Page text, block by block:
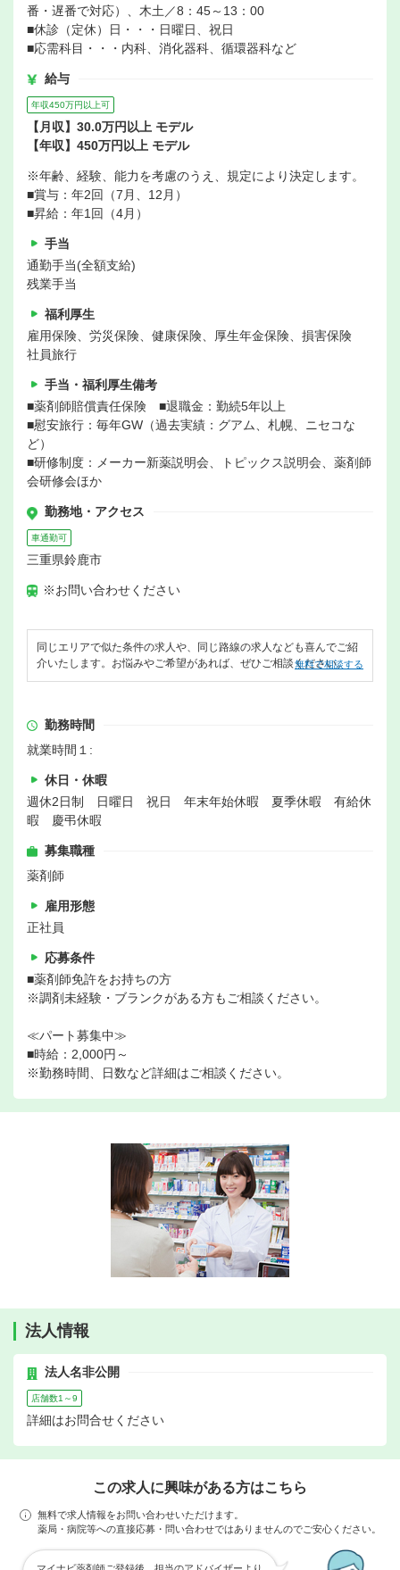
番・遅番で対応）、木土／8：45～13：00
■休診（定休）日・・・日曜日、祝日
■応需科目・・・内科、消化器科、循環器科など
給与
年収450万円以上可
【月収】30.0万円以上 モデル
【年収】450万円以上 モデル
※年齢、経験、能力を考慮のうえ、規定により決定します。
■賞与：年2回（7月、12月）
■昇給：年1回（4月）
手当
通勤手当(全額支給)
残業手当
福利厚生
雇用保険、労災保険、健康保険、厚生年金保険、損害保険
社員旅行
手当・福利厚生備考
■薬剤師賠償責任保険 ■退職金：勤続5年以上
■慰安旅行：毎年GW（過去実績：グアム、札幌、ニセコな
ど）
■研修制度：メーカー新薬説明会、トピックス説明会、薬剤師
会研修会ほか
勤務地・アクセス
車通勤可
三重県鈴鹿市
※お問い合わせください
同じエリアで似た条件の求人や、同じ路線の求人なども喜んでご紹
介いたします。お悩みやご希望があれば、ぜひご相談ください。
無料で相談する
勤務時間
就業時間１:
休日・休暇
週休2日制 日曜日 祝日 年末年始休暇 夏季休暇 有給休
暇 慶弔休暇
募集職種
薬剤師
雇用形態
正社員
応募条件
■薬剤師免許をお持ちの方
※調剤未経験・ブランクがある方もご相談ください。
≪パート募集中≫
■時給：2,000円～
※勤務時間、日数など詳細はご相談ください。
法人情報
法人名非公開
店舗数1～9
詳細はお問合せください
この求人に興味がある方はこちら
無料で求人情報をお問い合わせいただけます。
薬局・病院等への直接応募・問い合わせではありませんのでご安心ください。